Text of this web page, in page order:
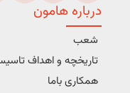
درباره هامون
شعب
تاریخچه و اهداف
همکاری باما